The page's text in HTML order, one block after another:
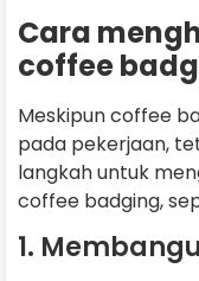
Cara
coffee
Meskipun coffee
pada pekerjaan,
langkah untuk
coffee badging,
1.